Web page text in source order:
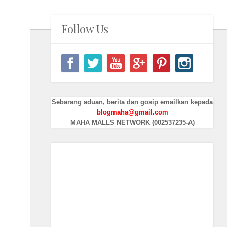
Follow Us
Sebarang aduan, berita dan gosip emailkan kepada
blogmaha@gmail.com
MAHA MALLS NETWORK (002537235-A)